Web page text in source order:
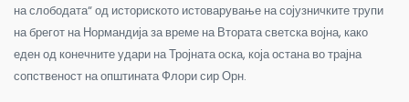
на слободата“ од историското истоварување на сојузничките трупи
на брегот на Нормандија за време на Втората светска војна, како
еден од конечните удари на Тројната оска, која остана во трајна
сопственост на општината Флори сир Орн.